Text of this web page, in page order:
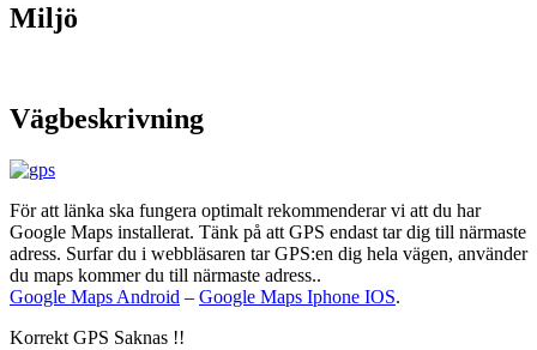
Miljö
Vägbeskrivning
För att länka ska fungera optimalt rekommenderar vi att du har
Google Maps installerat. Tänk på att GPS endast tar dig till närmaste
adress. Surfar du i webbläsaren tar GPS:en dig hela vägen, använder
du maps kommer du till närmaste adress..
Google Maps Android – Google Maps Iphone IOS.
Korrekt GPS Saknas !!